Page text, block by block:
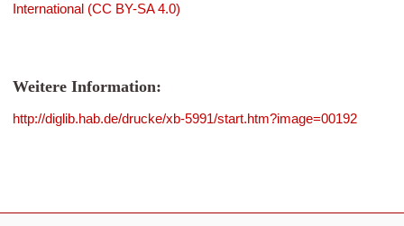
International (CC BY-SA 4.0)
Weitere Information:
http://diglib.hab.de/drucke/xb-5991/start.htm?image=00192